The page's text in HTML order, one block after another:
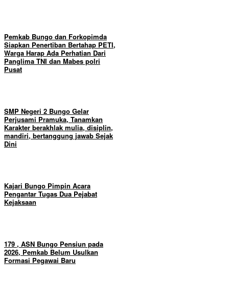
Pemkab Bungo dan Forkopimda
Siapkan Penertiban Bertahap PETI,
Warga Harap Ada Perhatian Dari
Panglima TNI dan Mabes polri
Pusat
SMP Negeri 2 Bungo Gelar
Perjusami Pramuka, Tanamkan
Karakter berakhlak mulia, disiplin,
mandiri, bertanggung jawab Sejak
Dini
Kajari Bungo Pimpin Acara
Pengantar Tugas Dua Pejabat
Kejaksaan
179 , ASN Bungo Pensiun pada
2026, Pemkab Belum Usulkan
Formasi Pegawai Baru